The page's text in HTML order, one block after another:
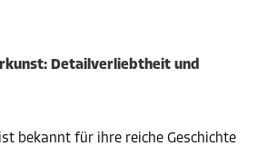
Detailverliebtheit und
bekannt für ihre reiche Geschichte